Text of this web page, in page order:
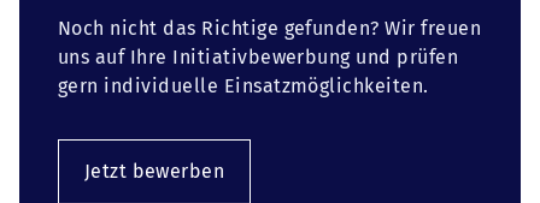
Noch nicht das Richtige gefunden? Wir freuen
uns auf Ihre Initiativbewerbung und prüfen
gern individuelle Einsatzmöglichkeiten.
Jetzt bewerben